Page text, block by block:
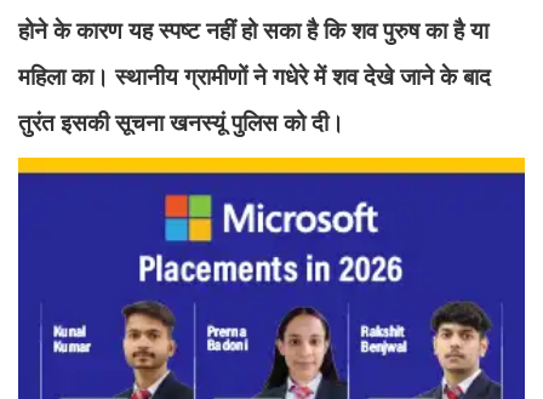
होने के कारण यह स्पष्ट नहीं हो सका है कि शव पुरुष का है या
महिला का। स्थानीय ग्रामीणों ने गधेरे में शव देखे जाने के बाद
तुरंत इसकी सूचना खनस्यूं पुलिस को दी।